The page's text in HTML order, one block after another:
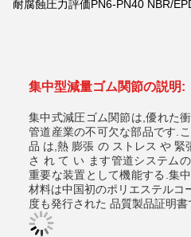
耐腐蝕圧力評価PN6-PN40 NBR/
集中型減量ゴム関節の説明:
集中式減圧ゴム関節は,優れた
管道産業の不可欠な部品です.
品 は,熱 膨張 の ストレス や 緊
さ れ て い ます管道システム
重要な装置として機能する. 集
材料は中国初のポリエステルコ
度も発行された 品質製品証明書